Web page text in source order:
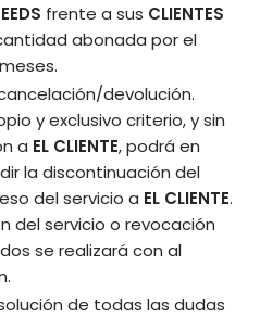
frente a sus CLIENTES
abonada por el
devolución.
y exclusivo criterio, y sin
a EL CLIENTE, podrá en
la discontinuación del
del servicio a EL CLIENTE.
del servicio o revocación
se realizará con al
de todas las dudas